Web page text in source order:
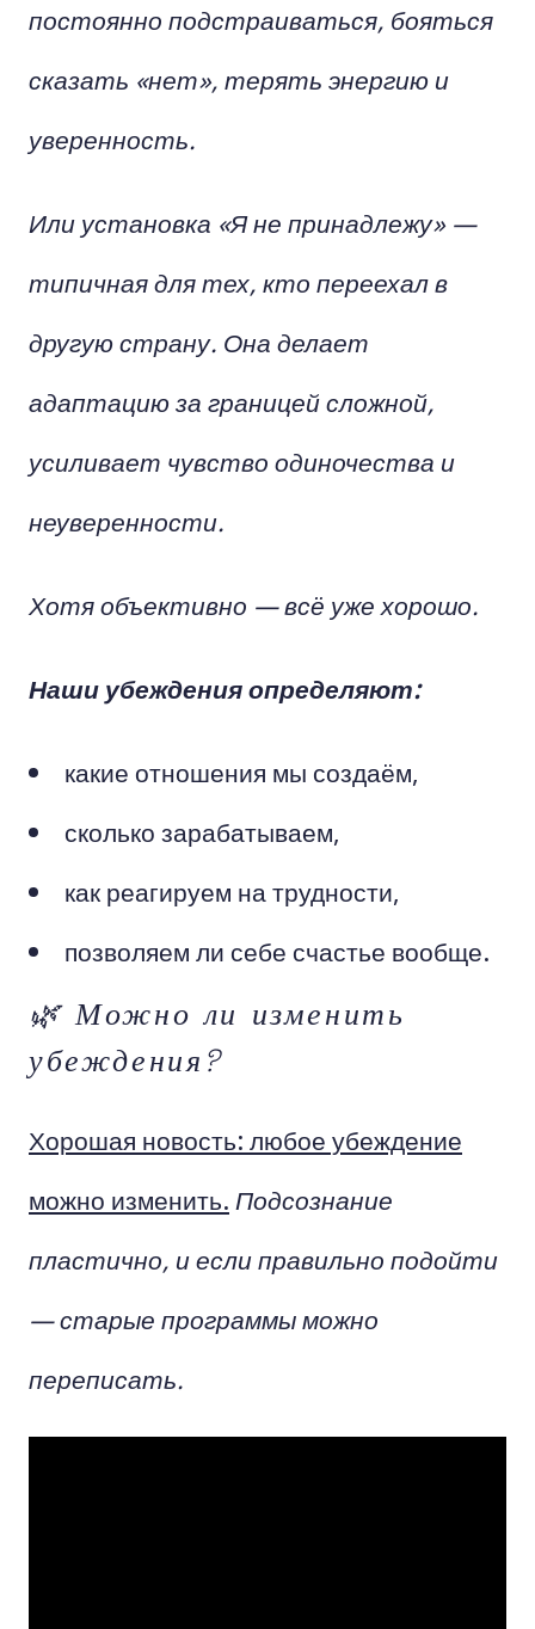
постоянно подстраиваться, бояться
сказать «нет», терять энергию и
уверенность.
Или установка «Я не принадлежу» —
типичная для тех, кто переехал в
другую страну. Она делает
адаптацию за границей сложной,
усиливает чувство одиночества и
неуверенности.
Хотя объективно — всё уже хорошо.
Наши убеждения определяют:
какие отношения мы создаём,
сколько зарабатываем,
как реагируем на трудности,
позволяем ли себе счастье вообще.
🌿 Можно ли изменить
убеждения?
Хорошая новость: любое убеждение
можно изменить. Подсознание
пластично, и если правильно подойти
— старые программы можно
переписать.